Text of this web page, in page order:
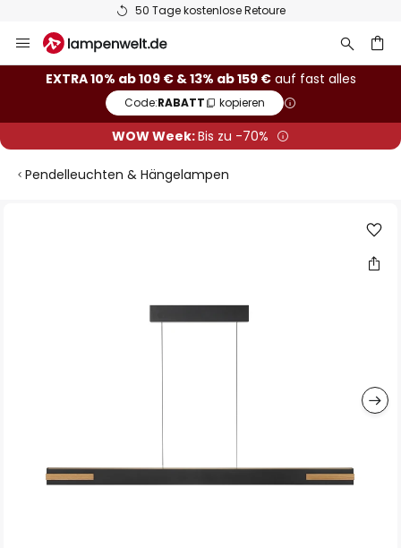
50 Tage kostenlose Retoure
Inhalt
springen
EXTRA 10% ab 109 € & 13% ab 159 €auf fast alles
Code:RABATT kopieren
WOW Week:Bis zu -70%
Pendelleuchten & Hängelampen